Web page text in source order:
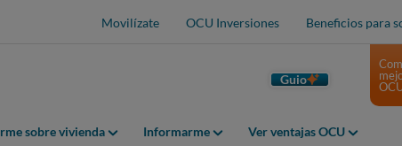
Movilízate OCU Inversiones Beneficios para
Guio
sobre vivienda Informarme Ver ventajas OCU